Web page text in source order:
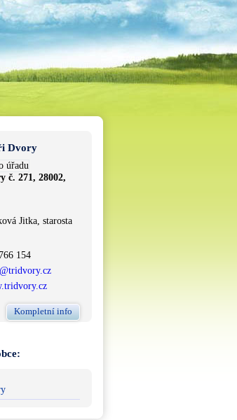
Dvory
č. 271, 28002,
Jitka, starosta
154
Kompletní info